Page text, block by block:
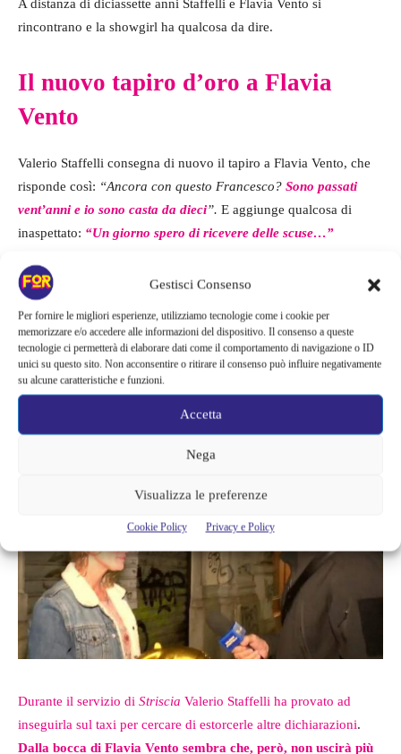
Gestisci Consenso
Per fornire le migliori esperienze, utilizziamo tecnologie come i cookie per
memorizzare e/o accedere alle informazioni del dispositivo. Il consenso a queste
tecnologie ci permetterà di elaborare dati come il comportamento di navigazione o ID
unici su questo sito. Non acconsentire o ritirare il consenso può influire negativamente
su alcune caratteristiche e funzioni.
Accetta
Nega
Visualizza le preferenze
Cookie Policy Privacy e Policy
A distanza di diciassette anni Staffelli e Flavia Vento si
rincontrano e la showgirl ha qualcosa da dire.
Il nuovo tapiro d’oro a Flavia
Vento
Valerio Staffelli consegna di nuovo il tapiro a Flavia Vento, che
risponde così: “Ancora con questo Francesco? Sono passati
vent’anni e io sono casta da dieci”. E aggiunge qualcosa di
inaspettato: “Un giorno spero di ricevere delle scuse…”
Non è ben chiaro a chi si riferisca con queste sue dure parole, ma
di certo lascia intendere che
2005 lei è sempre stata dalla parte della ragione
. Adesso che
Totti e Ilary sono divisi, la Vento vorrebbe togliersi qualche
sassolino dalla scarpa. Con questa frase, quindi, ha lasciato
intendere che in tutta questa storia c’è sicuramente qualcosa che
Durante il servizio di Striscia Valerio Staffelli ha provato ad
inseguirla sul taxi per cercare di estorcerle altre dichiarazioni.
Dalla bocca di Flavia Vento sembra che, però, non uscirà più